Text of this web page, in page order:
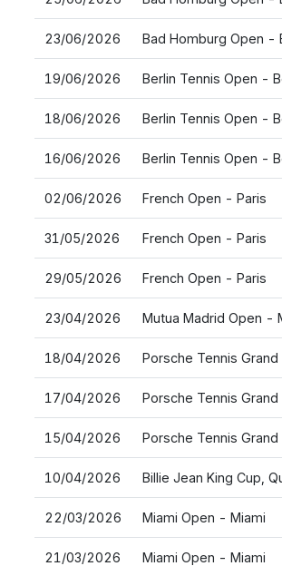
23/06/2026 Bad Homburg Open -
19/06/2026 Berlin Tennis Open -
18/06/2026 Berlin Tennis Open -
16/06/2026 Berlin Tennis Open -
02/06/2026 French Open - Paris
31/05/2026 French Open - Paris
29/05/2026 French Open - Paris
23/04/2026 Mutua Madrid Open -
18/04/2026 Porsche Tennis
17/04/2026 Porsche Tennis
15/04/2026 Porsche Tennis
10/04/2026 Billie Jean King Cup,
22/03/2026 Miami Open - Miami
21/03/2026 Miami Open - Miami